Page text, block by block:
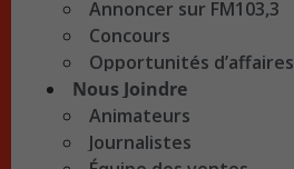
Annoncer sur FM103,3
Concours
Opportunités d’affaires
Nous Joindre
Animateurs
Journalistes